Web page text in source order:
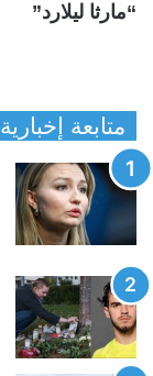
“مارثا ليلارد”
متابعة إخبارية